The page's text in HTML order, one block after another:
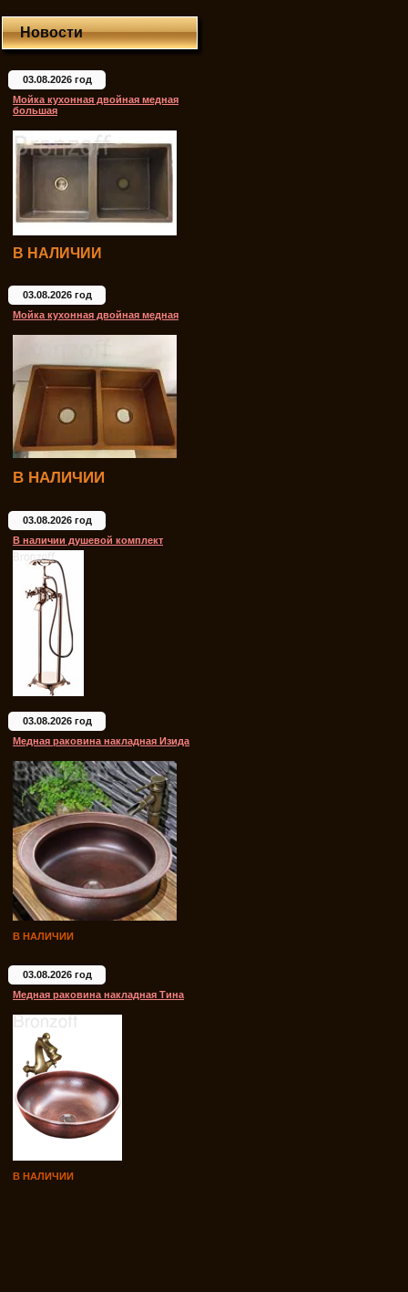
Новости
03.08.2026 год
Мойка кухонная двойная медная
большая
В НАЛИЧИИ
03.08.2026 год
Мойка кухонная двойная медная
В НАЛИЧИИ
03.08.2026 год
В наличии душевой комплект
03.08.2026 год
Медная раковина накладная Изида
В НАЛИЧИИ
03.08.2026 год
Медная раковина накладная Тина
В НАЛИЧИИ